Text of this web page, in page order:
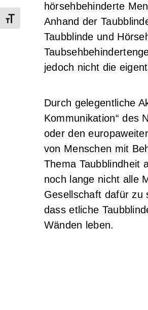
Schrift vergrößern
hörsehbehinderte
Anhand der
Taubblinde und
jedoch nicht die
Durch gelegentliche
Kommunikation“ des
oder den
von Menschen mit
Thema Taubblindheit
noch lange nicht alle
Gesellschaft dafür zu
dass etliche
Wänden leben.